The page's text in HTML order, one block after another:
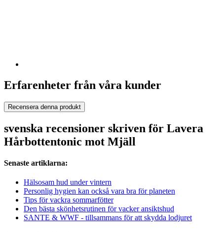
Erfarenheter från våra kunder
Recensera denna produkt
svenska recensioner skriven för Lavera
Hårbottentonic mot Mjäll
Senaste artiklarna:
Hälsosam hud under vintern
Personlig hygien kan också vara bra för planeten
Tips för vackra sommarfötter
Den bästa skönhetsrutinen för vacker ansiktshud
SANTE & WWF - tillsammans för att skydda lodjuret